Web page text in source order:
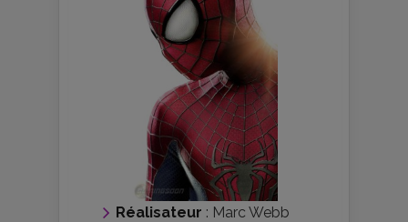
Réalisateur : Marc Webb